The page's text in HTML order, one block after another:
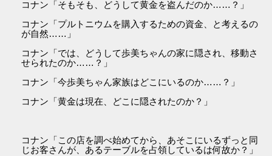
コナン「そもそも、どうして黄金を盗んだのか……？」
コナン「プルトニウムを購入するための資金、と考えるの
が自然……」
コナン「では、どうして歩美ちゃんの家に隠され、移動さ
せられたのか……？」
コナン「今歩美ちゃん家族はどこにいるのか……？」
コナン「黄金は現在、どこに隠されたのか？」
コナン「この店を調べ始めてから、あそこにいるずっと同
じお客さんが、あるテーブルを占領しているは何故か？」